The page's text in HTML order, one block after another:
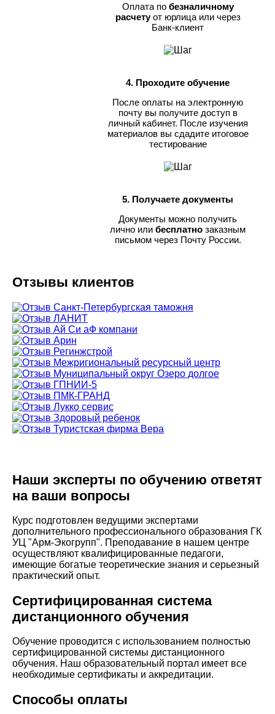
Оплата по безналичному
расчетуот юрлица или через
Банк-клиент
4. Проходите обучение
После оплаты на электронную
почту вы получите доступ в
личный кабинет. После изучения
материалов вы сдадите итоговое
тестирование
5. Получаете документы
Документы можно получить
лично илибесплатно заказным
письмом через Почту России.
Отзывы клиентов
Наши эксперты по обучению ответят
на ваши вопросы
Курс подготовлен ведущими экспертами
дополнительного профессионального образования ГК
УЦ "Арм-Экогрупп". Преподавание в нашем центре
осуществляют квалифицированные педагоги,
имеющие богатые теоретические знания и серьезный
практический опыт.
Сертифицированная система
дистанционного обучения
Обучение проводится с использованием полностью
сертифицированной системы дистанционного
обучения. Наш образовательный портал имеет все
необходимые сертификаты и аккредитации.
Способы оплаты